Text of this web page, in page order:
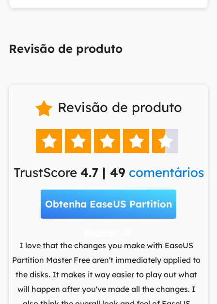
Revisão de produto
 Revisão de produto
    
TrustScore 4.7 | 49 comentários
Obtenha EaseUS Partition
I love that the changes you make with EaseUS
Partition Master Free aren't immediately applied to
the disks. It makes it way easier to play out what
will happen after you've made all the changes. I